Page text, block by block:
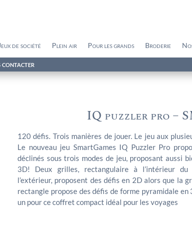
de société Plein air Pour les grands Broderie
contacter
IQ puzzler pro –
120 défis. Trois manières de jouer. Le jeu aux
Le nouveau jeu SmartGames IQ Puzzler Pro
déclinés sous trois modes de jeu, proposant aussi
3D! Deux grilles, rectangulaire à l’intérieur
l’extérieur, proposent des défis en 2D alors que la
rectangle propose des défis de forme pyramidale en
un pour ce coffret compact idéal pour les voyages